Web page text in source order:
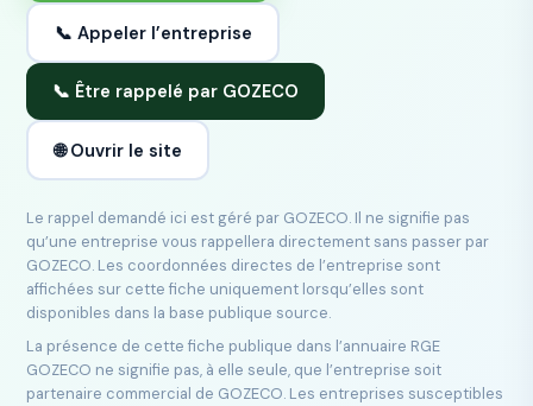
📞 Appeler l’entreprise
📞 Être rappelé par GOZECO
🌐 Ouvrir le site
Le rappel demandé ici est géré par GOZECO. Il ne signifie pas
qu’une entreprise vous rappellera directement sans passer par
GOZECO. Les coordonnées directes de l’entreprise sont
affichées sur cette fiche uniquement lorsqu’elles sont
disponibles dans la base publique source.
La présence de cette fiche publique dans l’annuaire RGE
GOZECO ne signifie pas, à elle seule, que l’entreprise soit
partenaire commercial de GOZECO. Les entreprises susceptibles